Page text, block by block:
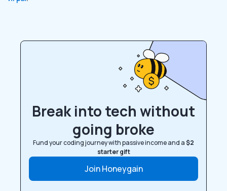
Break into tech without
going broke
Fund your coding journey with passive income and a$2
starter gift
Join Honeygain